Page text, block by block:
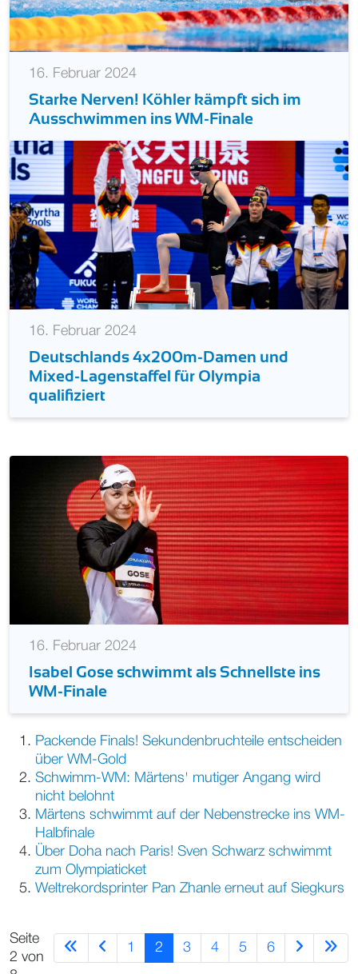
16. Februar 2024
Starke Nerven! Köhler kämpft sich im
Ausschwimmen ins WM-Finale
16. Februar 2024
Deutschlands 4x200m-Damen und
Mixed-Lagenstaffel für Olympia
qualifiziert
16. Februar 2024
Isabel Gose schwimmt als Schnellste ins
WM-Finale
Packende Finals! Sekundenbruchteile entscheiden
über WM-Gold
Schwimm-WM: Märtens' mutiger Angang wird
nicht belohnt
Märtens schwimmt auf der Nebenstrecke ins WM-
Halbfinale
Über Doha nach Paris! Sven Schwarz schwimmt
zum Olympiaticket
Weltrekordsprinter Pan Zhanle erneut auf Siegkurs
Seite
2 von
1 2 3 4 5 6